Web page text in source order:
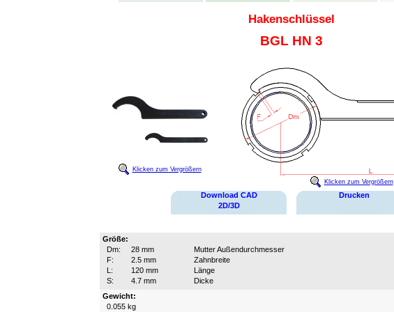
Hakenschlüssel
BGL HN 3
Klicken zum Vergrößern
Klicken zum Vergrößern
Download CAD
2D/3D
Drucken
Größe:
Dm:
28 mm
Mutter Außendurchmesser
F:
2.5 mm
Zahnbreite
L:
120 mm
Länge
S:
4.7 mm
Dicke
Gewicht:
0.055 kg